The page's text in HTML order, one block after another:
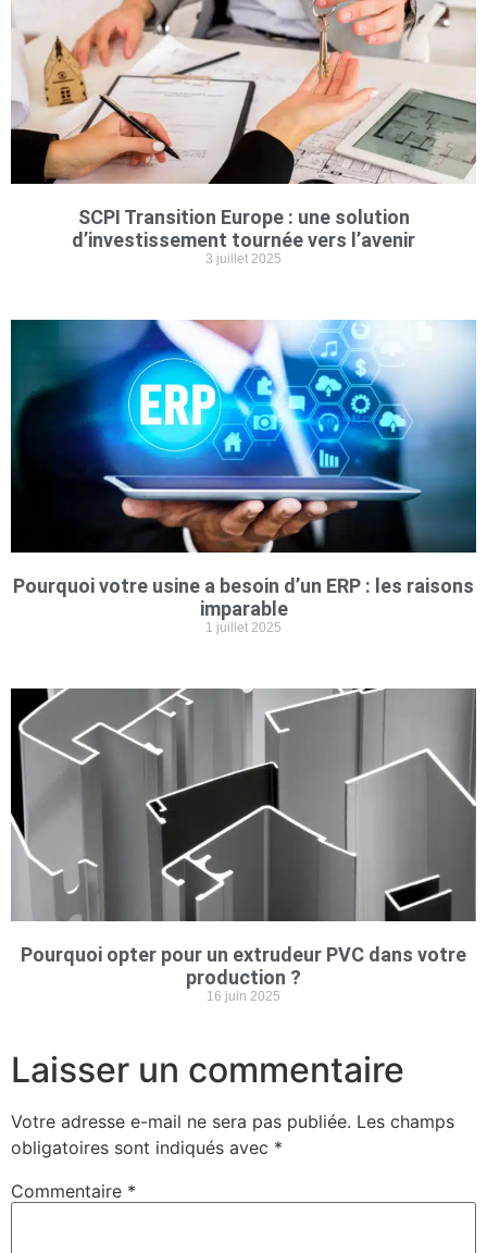
SCPI Transition Europe : une solution
d’investissement tournée vers l’avenir
3 juillet 2025
Pourquoi votre usine a besoin d’un ERP : les raisons
imparable
1 juillet 2025
Pourquoi opter pour un extrudeur PVC dans votre
production ?
16 juin 2025
Laisser un commentaire
Votre adresse e-mail ne sera pas publiée. Les champs
obligatoires sont indiqués avec *
Commentaire *